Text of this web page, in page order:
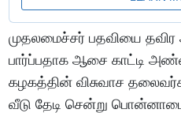
முதலமைச்சர் பதவியை
பார்ப்பதாக ஆசை காட்டி
கழகத்தின் விசுவாச
வீடு தேடி சென்று